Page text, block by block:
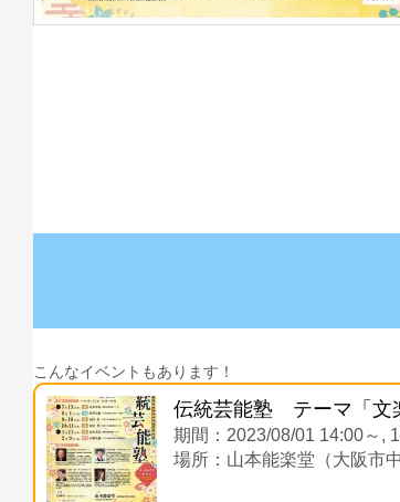
こんなイベントもあります！
伝統芸能塾 テーマ「文
期間：2023/08/01 14:00～,
場所：山本能楽堂（大阪市